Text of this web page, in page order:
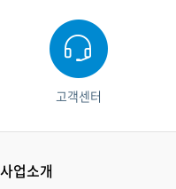
고객센터
사업소개